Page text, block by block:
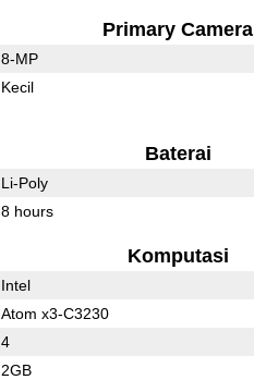
Primary Camera
8-MP
Kecil
Baterai
Li-Poly
8 hours
Komputasi
Intel
Atom x3-C3230
4
2GB